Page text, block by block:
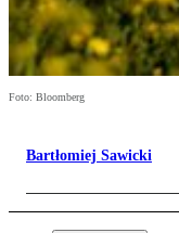
Foto: Bloomberg
Bartłomiej Sawicki